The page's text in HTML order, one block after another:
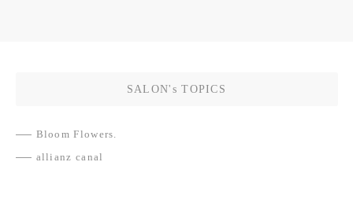
SALON's TOPICS
Bloom Flowers.
allianz canal